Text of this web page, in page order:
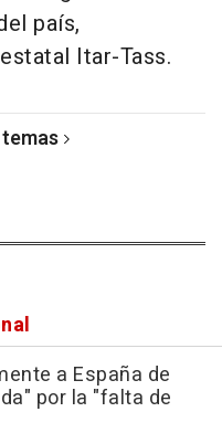
país,
Itar-Tass.
a España de
por la "falta de